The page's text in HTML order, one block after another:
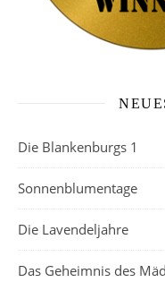
Die Blankenburgs 1
Sonnenblumentage
Die Lavendeljahre
Das Geheimnis des